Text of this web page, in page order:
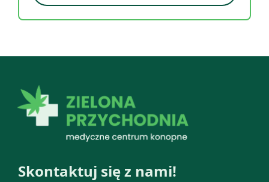
Skontaktuj się z nami!